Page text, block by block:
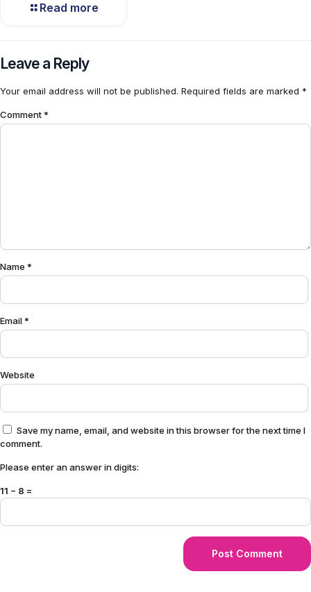
Read more
Leave a Reply
Your email address will not be published. Required fields are marked *
Comment*
Name *
Email*
Website
Save my name, email, and website in this browser for the next time I
comment.
Please enter an answer in digits:
11 − 8 =